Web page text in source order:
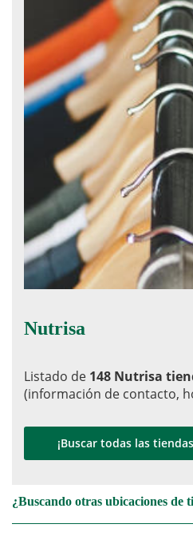
Nutrisa
Listado de 148 Nutrisa
(información de contacto,
¡Buscar todas las
¿Buscando otras ubicaciones de